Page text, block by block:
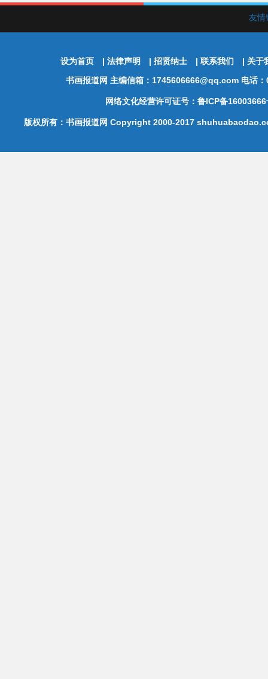
友
设为首页 | 法律声明 | 招贤纳士 | 联系我们 | 关于
书画报道网 主编信箱：1745606666@qq.com 电话
网络文化经营许可证号：鲁ICP备
版权所有：书画报道网 Copyright 2000-2017